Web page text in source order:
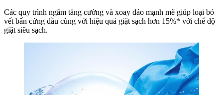
Các quy trình ngâm tăng cường và xoay đảo mạnh mẽ giúp loại bỏ
vết bẩn cứng đầu cùng với hiệu quả giặt sạch hơn 15%* với chế độ
giặt siêu sạch.